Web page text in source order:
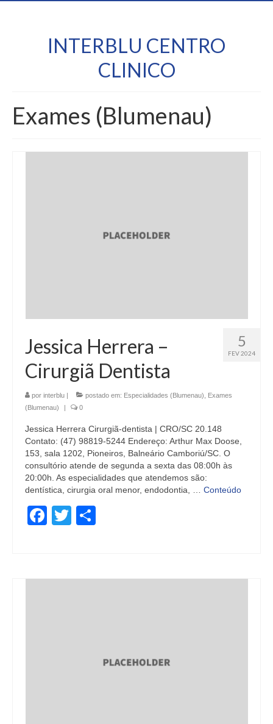
INTERBLU CENTRO
CLINICO
Exames (Blumenau)
5
FEV 2024
Jessica Herrera –
Cirurgiã Dentista
por interblu | postado em: Especialidades (Blumenau)
Exames
(Blumenau)
| 0
Jessica Herrera Cirurgiã-dentista | CRO/SC 20.148
Contato: (47) 98819-5244 Endereço: Arthur Max Doose,
153, sala 1202, Pioneiros, Balneário Camboriú/SC. O
consultório atende de segunda a sexta das 08:00h às
20:00h. As especialidades que atendemos são:
dentística, cirurgia oral menor, endodontia, … Conteúdo
Facebook
Twitter